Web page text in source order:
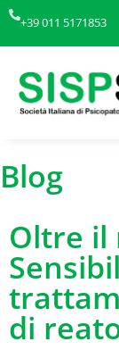
+39 011 5171853
Blog
Oltre il
di